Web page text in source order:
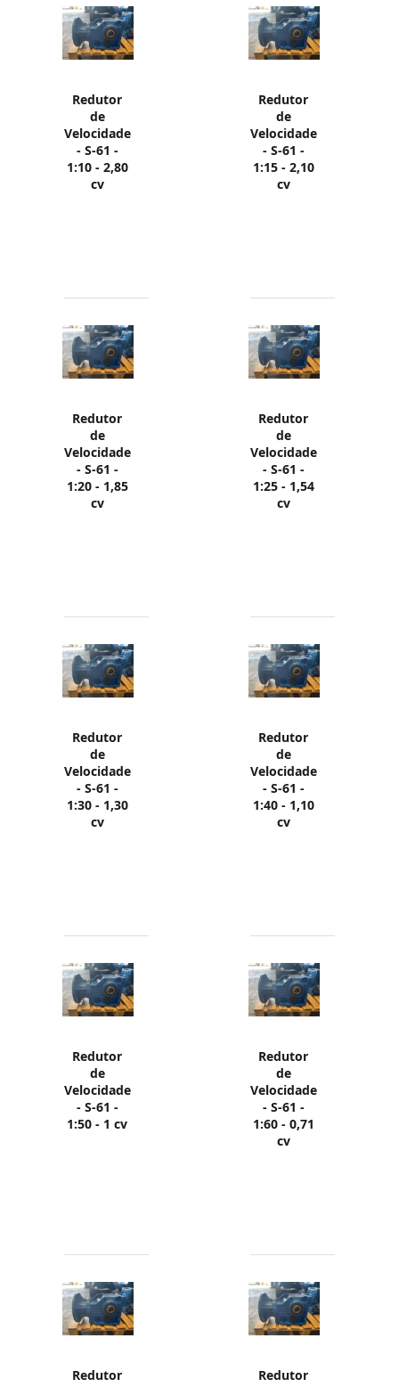
Redutor
de
Velocidade
- S-61 -
1:10 - 2,80
cv
Redutor
de
Velocidade
- S-61 -
1:15 - 2,10
cv
Redutor
de
Velocidade
- S-61 -
1:20 - 1,85
cv
Redutor
de
Velocidade
- S-61 -
1:25 - 1,54
cv
Redutor
de
Velocidade
- S-61 -
1:30 - 1,30
cv
Redutor
de
Velocidade
- S-61 -
1:40 - 1,10
cv
Redutor
de
Velocidade
- S-61 -
1:50 - 1 cv
Redutor
de
Velocidade
- S-61 -
1:60 - 0,71
cv
Redutor
Redutor